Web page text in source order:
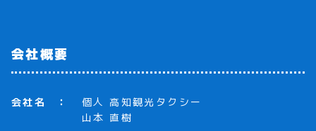
会社概要
会社名
個人 高知観光タクシー
山本 直樹